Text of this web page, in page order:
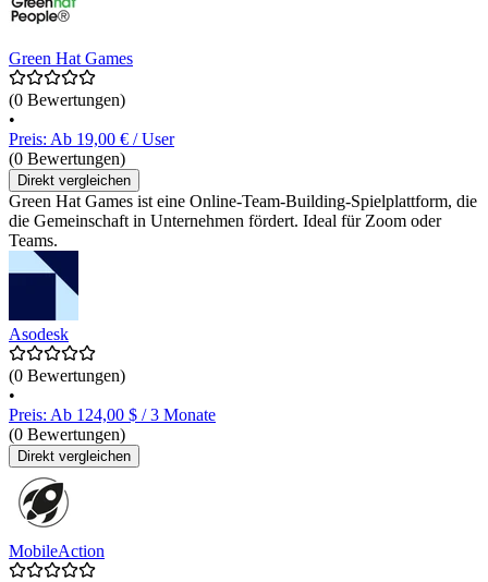
Green Hat Games
(0 Bewertungen)
•
Preis: Ab 19,00 € / User
(0 Bewertungen)
Direkt vergleichen
Green Hat Games ist eine Online-Team-Building-Spielplattform, die
die Gemeinschaft in Unternehmen fördert. Ideal für Zoom oder
Teams.
Asodesk
(0 Bewertungen)
•
Preis: Ab 124,00 $ / 3 Monate
(0 Bewertungen)
Direkt vergleichen
MobileAction